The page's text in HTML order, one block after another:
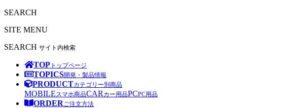
内
索
開
SEARCH
SITE MENU
SEARCH サイト内検索
TOP トップページ
TOPICS開発・製品情報
PRODUCTカテゴリー別商品
MOBILEスマホ商品CAR カー用品PCPC用品
ORDERご注文方法